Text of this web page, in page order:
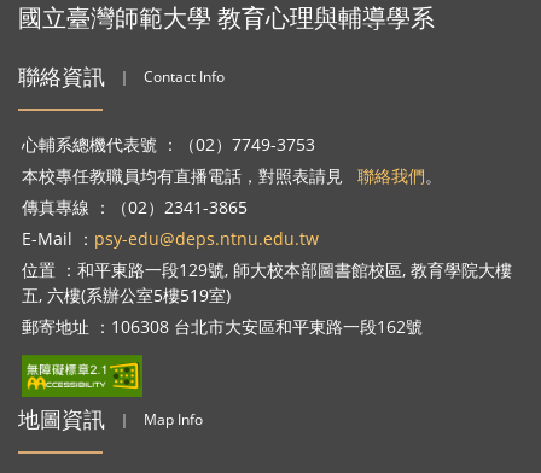
國立臺灣師範大學 教育心理與輔導學系
聯絡資訊 ｜ Contact Info
心輔系總機代表號 ：（02）7749-3753
本校專任教職員均有直播電話，對照表請見 聯絡我們。
傳真專線 ：（02）2341-3865
E-Mail ： psy-edu@deps.ntnu.edu.tw
位置 ：和平東路一段129號, 師大校本部圖書館校區, 教育學院大樓
五, 六樓(系辦公室5樓519室)
郵寄地址 ：106308 台北市大安區和平東路一段162號
地圖資訊 ｜ Map Info